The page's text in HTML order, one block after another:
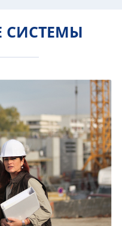
СИСТЕМЫ